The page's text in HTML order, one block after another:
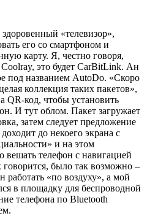
«телевизор»,
его со смартфоном и
карту. Я, честно говоря,
это будет CarBitLink. Ан
под названием AutoDo. «Скоро
коллекция таких пакетов»,
QR-код, чтобы установить
И тут облом. Пакет загружает
затем следует предложение
до некоего экрана с
и на этом
вешать телефон с навигацией
было так возможно –
работать «по воздуху», а мой
в площадку для беспроводной
телефона по Bluetooth